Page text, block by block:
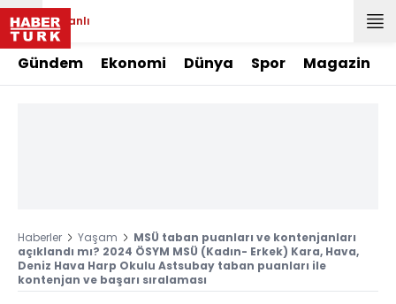
Canlı
Gündem Ekonomi Dünya Spor Magazin
Haberler Yaşam
MSÜ taban puanları ve kontenjanları
açıklandı mı? 2024 ÖSYM MSÜ (Kadın- Erkek) Kara, Hava,
Deniz Hava Harp Okulu Astsubay taban puanları ile
kontenjan ve başarı sıralaması